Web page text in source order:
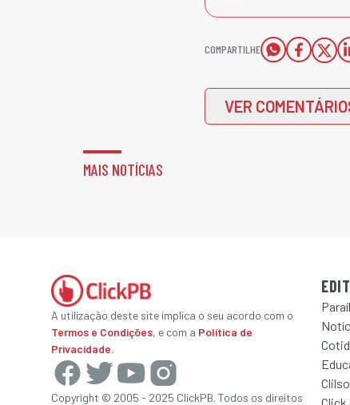
COMPARTILHE
VER
MAIS NOTÍCIAS
A utilização deste site implica o seu acordo com o
Termos e Condições, e com a Política de
Privacidade.
Copyright © 2005 - 2025 ClickPB. Todos os direitos